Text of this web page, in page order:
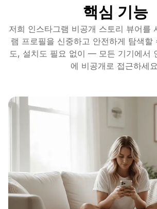
핵심 기능
저희 인스타그램 비공개 스토리 뷰어를
램 프로필을 신중하고 안전하게 탐색할
도, 설치도 필요 없이 — 모든 기기에서
에 비공개로 접근하세